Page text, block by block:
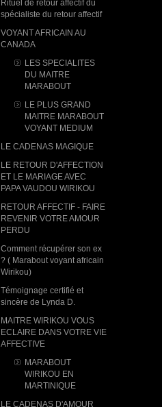
Rituel de retour affectif du
spécialiste du retour affectif
VOYANT AFRICAIN AU
CANADA
LES SPECIALITES
DU MAITRE
MARABOUT
LE PLUS GRAND
MAITRE MARABOUT
VOYANT MEDIUM
LE CADENAS MAGIQUE
LE RETOUR D'AFFECTION
ET LE MARIAGE AVEC
PAPA VAUDOU WIRIKOU
RETOUR AFFECTIF - FAIRE
REVENIR VOTRE AMOUR
PERDU
Comment récupérer son ex
? ( Marabout voyant africain
Wirikou)
Témoignage certifié et
sincère de Lynda D.
MAITRE WIRIKOU VOUS
ECLAIRE DANS VOTRE VIE
AFFECTIVE
MARABOUT
WIRIKOU ​EN
MARTINIQUE
LE CADENAS D'AMOUR